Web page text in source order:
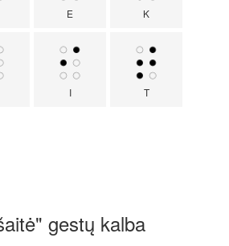
E K
I T
gestų kalba